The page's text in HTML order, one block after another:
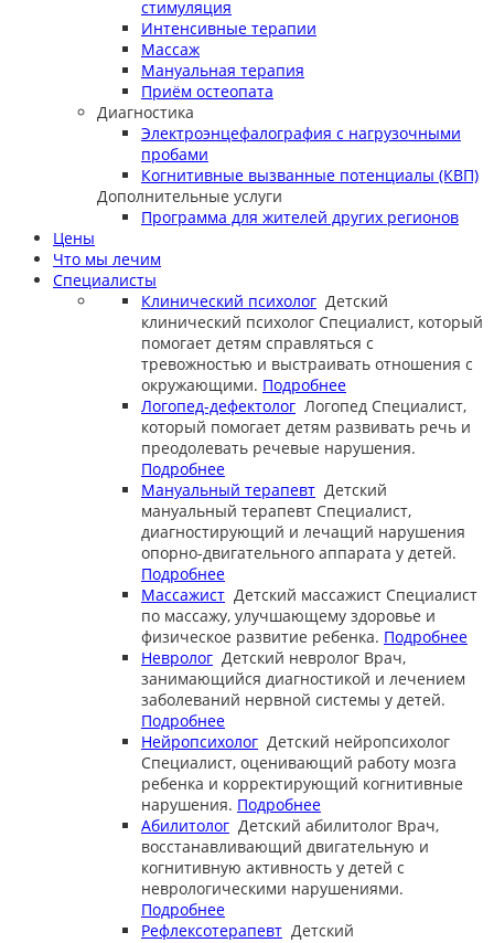
стимуляция
Интенсивные терапии
Массаж
Мануальная терапия
Приём остеопата
Диагностика
Электроэнцефалография с нагрузочными
пробами
Когнитивные вызванные потенциалы (КВП)
Дополнительные услуги
Программа для жителей других регионов
Цены
Что мы лечим
Специалисты
Клинический психолог Детский
клинический психолог Специалист, который
помогает детям справляться с
тревожностью и выстраивать отношения с
окружающими. Подробнее
Логопед-дефектолог Логопед Специалист,
который помогает детям развивать речь и
преодолевать речевые нарушения.
Подробнее
Мануальный терапевт Детский
мануальный терапевт Специалист,
диагностирующий и лечащий нарушения
опорно-двигательного аппарата у детей.
Подробнее
Массажист Детский массажист Специалист
по массажу, улучшающему здоровье и
физическое развитие ребенка. Подробнее
Невролог Детский невролог Врач,
занимающийся диагностикой и лечением
заболеваний нервной системы у детей.
Подробнее
Нейропсихолог Детский нейропсихолог
Специалист, оценивающий работу мозга
ребенка и корректирующий когнитивные
нарушения. Подробнее
Абилитолог Детский абилитолог Врач,
восстанавливающий двигательную и
когнитивную активность у детей с
неврологическими нарушениями.
Подробнее
Рефлексотерапевт Детский